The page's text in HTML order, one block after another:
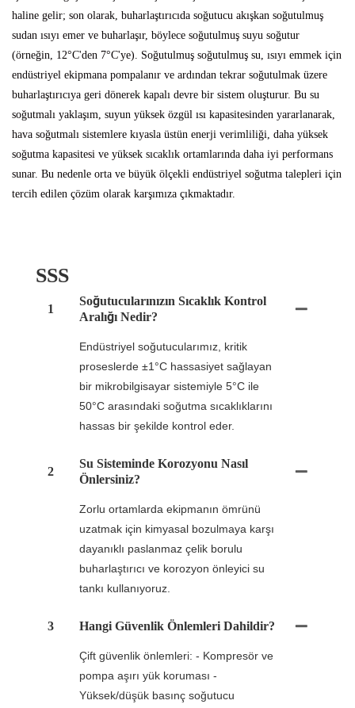
haline gelir; son olarak, buharlaştırıcıda soğutucu akışkan soğutulmuş
sudan ısıyı emer ve buharlaşır, böylece soğutulmuş suyu soğutur
(örneğin, 12°C'den 7°C'ye). Soğutulmuş soğutulmuş su, ısıyı emmek için
endüstriyel ekipmana pompalanır ve ardından tekrar soğutulmak üzere
buharlaştırıcıya geri dönerek kapalı devre bir sistem oluşturur. Bu su
soğutmalı yaklaşım, suyun yüksek özgül ısı kapasitesinden yararlanarak,
hava soğutmalı sistemlere kıyasla üstün enerji verimliliği, daha yüksek
soğutma kapasitesi ve yüksek sıcaklık ortamlarında daha iyi performans
sunar. Bu nedenle orta ve büyük ölçekli endüstriyel soğutma talepleri için
tercih edilen çözüm olarak karşımıza çıkmaktadır.
SSS
1
Soğutucularınızın Sıcaklık Kontrol
Aralığı Nedir?
Endüstriyel soğutucularımız, kritik
proseslerde ±1°C hassasiyet sağlayan
bir mikrobilgisayar sistemiyle 5°C ile
50°C arasındaki soğutma sıcaklıklarını
hassas bir şekilde kontrol eder.
2
Su Sisteminde Korozyonu Nasıl
Önlersiniz?
Zorlu ortamlarda ekipmanın ömrünü
uzatmak için kimyasal bozulmaya karşı
dayanıklı paslanmaz çelik borulu
buharlaştırıcı ve korozyon önleyici su
tankı kullanıyoruz.
3 Hangi Güvenlik Önlemleri Dahildir?
Çift güvenlik önlemleri: - Kompresör ve
pompa aşırı yük koruması -
Yüksek/düşük basınç soğutucu